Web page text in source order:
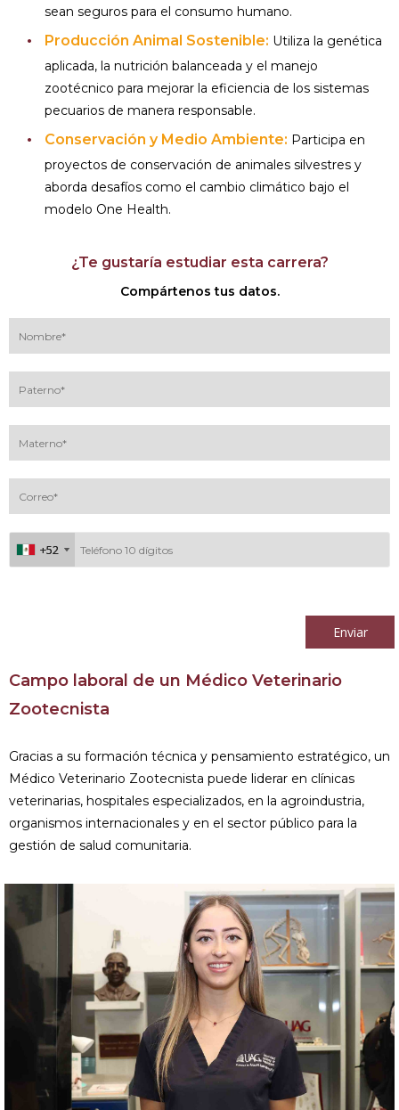
sean seguros para el consumo humano.
Producción Animal Sostenible: Utiliza la genética
aplicada, la nutrición balanceada y el manejo
zootécnico para mejorar la eficiencia de los sistemas
pecuarios de manera responsable.
Conservación y Medio Ambiente: Participa en
proyectos de conservación de animales silvestres y
aborda desafíos como el cambio climático bajo el
modelo One Health.
¿Te gustaría estudiar esta carrera?
Compártenos tus datos.
+52
+52
Enviar
Campo laboral de un Médico Veterinario
Zootecnista
Gracias a su formación técnica y pensamiento estratégico, un
Médico Veterinario Zootecnista puede liderar en clínicas
veterinarias, hospitales especializados, en la agroindustria,
organismos internacionales y en el sector público para la
gestión de salud comunitaria.